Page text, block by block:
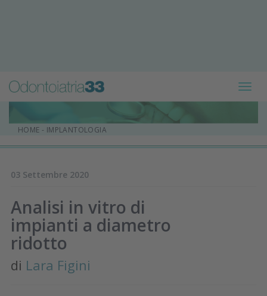
HOME - IMPLANTOLOGIA
03 Settembre 2020
Analisi in vitro di
impianti a diametro
ridotto
di Lara Figini